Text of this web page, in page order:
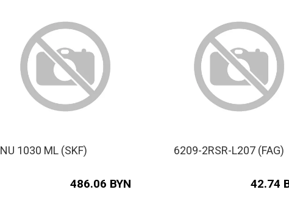
NU 1030 ML (SKF)
486.06 BYN
6209-2RSR-L207 (FAG)
42.74